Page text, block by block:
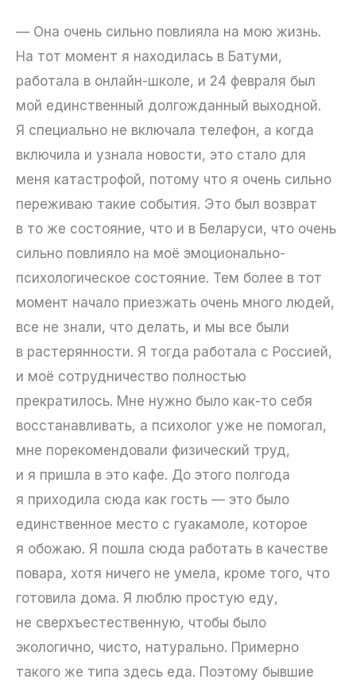
— Она очень сильно повлияла на мою жизнь.
На тот момент я находилась в Батуми,
работала в онлайн-школе, и 24 февраля был
мой единственный долгожданный выходной.
Я специально не включала телефон, а когда
включила и узнала новости, это стало для
меня катастрофой, потому что я очень сильно
переживаю такие события. Это был возврат
в то же состояние, что и в Беларуси, что очень
сильно повлияло на моё эмоционально-
психологическое состояние. Тем более в тот
момент начало приезжать очень много людей,
все не знали, что делать, и мы все были
в растерянности. Я тогда работала с Россией,
и моё сотрудничество полностью
прекратилось. Мне нужно было как-то себя
восстанавливать, а психолог уже не помогал,
мне порекомендовали физический труд,
и я пришла в это кафе. До этого полгода
я приходила сюда как гость — это было
единственное место с гуакамоле, которое
я обожаю. Я пошла сюда работать в качестве
повара, хотя ничего не умела, кроме того, что
готовила дома. Я люблю простую еду,
не сверхъестественную, чтобы было
экологично, чисто, натурально. Примерно
такого же типа здесь еда. Поэтому бывшие